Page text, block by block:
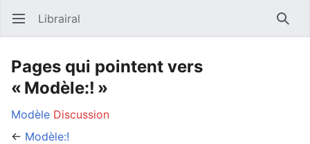
Ouvrir le menu principal Librairal
Pages qui pointent vers
« Modèle:! »
Modèle Discussion
← Modèle:!